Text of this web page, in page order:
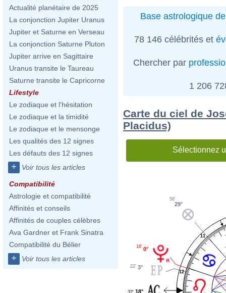
Actualité planétaire de 2025
La conjonction Jupiter Uranus
Jupiter et Saturne en Verseau
La conjonction Saturne Pluton
Jupiter arrive en Sagittaire
Uranus transite le Taureau
Saturne transite le Capricorne
Lifestyle
Le zodiaque et l'hésitation
Le zodiaque et la timidité
Le zodiaque et le mensonge
Les qualités des 12 signes
Les défauts des 12 signes
+ Voir tous les articles
Compatibilité
Astrologie et compatibilité
Affinités et conseils
Affinités de couples célèbres
Ava Gardner et Frank Sinatra
Compatibilité du Bélier
+ Voir tous les articles
Base astrologique
78 146 célébrités et
Chercher par
1 206
Carte du ciel de
Placidus)
Sélectionnez
11
12
29°
56'
0°
18'
3°
22'
18°
32'